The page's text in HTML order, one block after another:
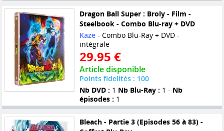
Dragon Ball Super : Broly - Film -
Steelbook - Combo Blu-ray + DVD
Kaze- Combo Blu-Ray + DVD -
intégrale
29.95 €
Article disponible
Points fidelités : 100
Nb DVD : 1 Nb Blu-Ray : 1 - Nb
épisodes : 1
Bleach - Partie 3 (Episodes 56 à 83) -